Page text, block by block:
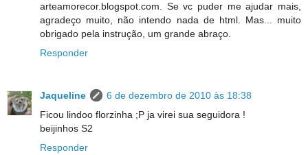
arteamorecor.blogspot.com. Se vc puder me ajudar mais,
agradeço muito, não intendo nada de html. Mas... muito
obrigado pela instrução, um grande abraço.
Responder
Jaqueline
6 de dezembro de 2010 às 18:38
Ficou lindoo florzinha ;P ja virei sua seguidora !
beijinhos S2
Responder